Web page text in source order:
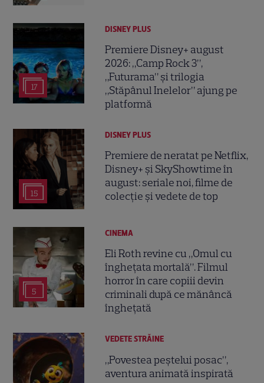
17
DISNEY PLUS
Premiere Disney+ august
2026: „Camp Rock 3”,
„Futurama” și trilogia
„Stăpânul Inelelor” ajung pe
platformă
15
DISNEY PLUS
Premiere de neratat pe Netflix,
Disney+ și SkyShowtime în
august: seriale noi, filme de
colecție și vedete de top
5
CINEMA
Eli Roth revine cu „Omul cu
înghețata mortală”. Filmul
horror în care copiii devin
criminali după ce mănâncă
înghețată
VEDETE STRĂINE
„Povestea peștelui posac”,
aventura animată inspirată